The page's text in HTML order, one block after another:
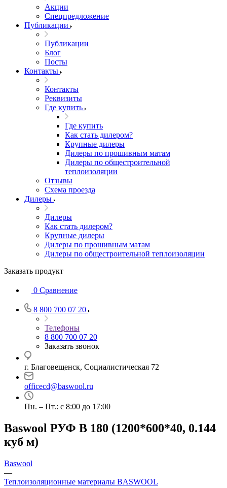
Акции
Спецпредложение
Публикации
Публикации
Блог
Посты
Контакты
Контакты
Реквизиты
Где купить
Где купить
Как стать дилером?
Крупные дилеры
Дилеры по прошивным матам
Дилеры по общестроительной
теплоизоляции
Отзывы
Схема проезда
Дилеры
Дилеры
Как стать дилером?
Крупные дилеры
Дилеры по прошивным матам
Дилеры по общестроительной теплоизоляции
Заказать продукт
0 Сравнение
8 800 700 07 20
Телефоны
8 800 700 07 20
Заказать звонок
г. Благовещенск, Социалистическая 72
officecd@baswool.ru
Пн. – Пт.: с 8:00 до 17:00
Baswool РУФ В 180 (1200*600*40, 0.144
куб м)
Baswool
—
Теплоизоляционные материалы BASWOOL